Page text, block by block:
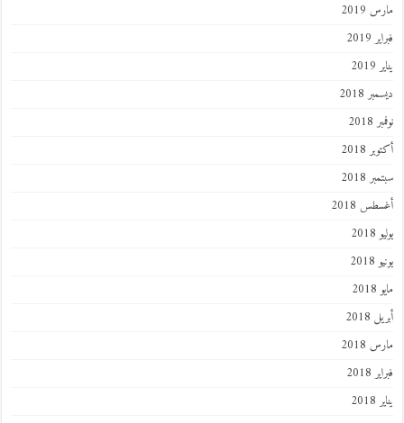
مارس 2019
فبراير 2019
يناير 2019
ديسمبر 2018
نوفمبر 2018
أكتوبر 2018
سبتمبر 2018
أغسطس 2018
يوليو 2018
يونيو 2018
مايو 2018
أبريل 2018
مارس 2018
فبراير 2018
يناير 2018